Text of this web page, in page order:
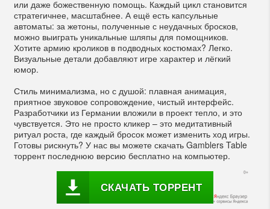
или даже божественную помощь. Каждый цикл становится
стратегичнее, масштабнее. А ещё есть капсульные
автоматы: за жетоны, полученные с неудачных бросков,
можно выиграть уникальные шляпы для помощников.
Хотите армию кроликов в подводных костюмах? Легко.
Визуальные детали добавляют игре характер и лёгкий
юмор.
Стиль минимализма, но с душой: плавная анимация,
приятное звуковое сопровождение, чистый интерфейс.
Разработчики из Германии вложили в проект тепло, и это
чувствуется. Это не просто кликер – это медитативный
ритуал роста, где каждый бросок может изменить ход игры.
Готовы рискнуть? У нас вы можете скачать Gamblers Table
торрент последнюю версию бесплатно на компьютер.
СКАЧАТЬ ТОРРЕНТ